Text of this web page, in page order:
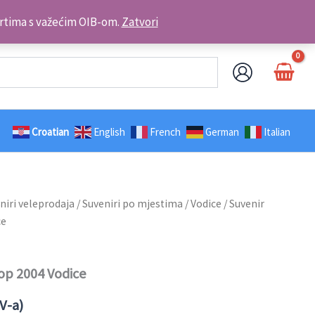
s važećim OIB-om. ZatvoriKontakt telefon: +385 98 179 3891
Croatian English French German Italian
veleprodaja /Suveniri po mjestima /Vodice / Suvenir
2004 Vodice
a)